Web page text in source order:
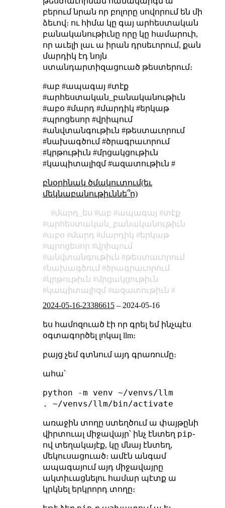
բերում նրան որ բոլորը սովորում են մի
ձեւով։ ու հիմա կը գայ արհեստական
բանականութիւնը որը կը համարուի,
որ աւելի լաւ ա իրան դրսեւորում, քան
մարդիկ էդ նոյն
ստանդարտիզացուած թեստերում։
#աբ #ապագայ #տէք
#արհեստական_բանականութիւն
#աբօ #մարդ #մարդիկ #երկաթ
#պրոցեսոր #վրիպում
#անվտանգութիւն #թեստաւորում
#նախագծում #ծրագրաւորում
#կրթութիւն #մրցակցութիւն
#կապիտալիզմ #ազատութիւն #
բնօրինակ ծմակուտում(եւ
մեկնաբանութիւննե՞ր)
մարդ_ես աբ ապագայ
տէք
արհեստական_բանականութիւն
աբօ
մարդ մարդիկ
երկաթ
պրոցեսոր
վրիպում
անվտանգութիւն
թեստաւորում
նախագծում
ծրագրաւորում
կրթութիւն
մրցակցութիւն
կապիտալիզմ
ազատութիւն
2024-05-16-23386615– 2024-05-16
ես համոզուած էի որ գրել եմ ինչպէս
օգտագործել լոկալ llm։
բայց չեմ գտնում այդ գրառումը։
ահա՝
python -m venv ~/venvs/llm
առաջին տողը ստեղծում ա փայթընի
վիրտուալ միջավայր՝ ինչ էնտեղ pip֊
ով տեղակայէք, կը մնայ էնտեղ,
մեկուսացուած։ ամէն անգամ
ապագայում այդ միջավայրը
ակտիւացնելու համար պէտք ա
կրկնել երկրորդ տողը։